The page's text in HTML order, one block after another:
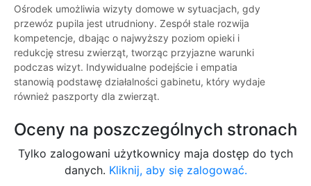
Ośrodek umożliwia wizyty domowe w sytuacjach, gdy
przewóz pupila jest utrudniony. Zespół stale rozwija
kompetencje, dbając o najwyższy poziom opieki i
redukcję stresu zwierząt, tworząc przyjazne warunki
podczas wizyt. Indywidualne podejście i empatia
stanowią podstawę działalności gabinetu, który wydaje
również paszporty dla zwierząt.
Oceny na poszczególnych stronach
Tylko zalogowani użytkownicy maja dostęp do tych
danych. Kliknij, aby się zalogować.